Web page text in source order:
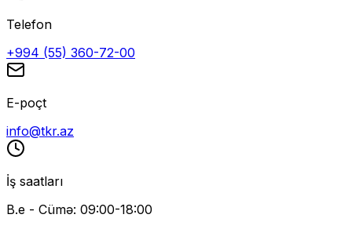
Telefon
+994 (55) 360-72-00
E-poçt
info@tkr.az
İş saatları
B.e - Cümə: 09:00-18:00